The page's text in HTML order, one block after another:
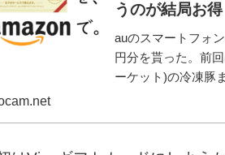
うのが結局お得
auのスマートフォ
円分を貰った。前
ーケット)の冷凍豚